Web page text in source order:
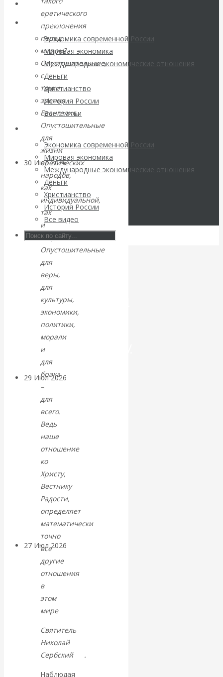
Авторы РЭОШ
Архив статей
Экономика современной России
Мировая экономика
Международные экономические отношения
Деньги
Христианство
История России
Все статьи
Архив Видео
Экономика современной России
Мировая экономика
Международные экономические отношения
Деньги
Христианство
История России
Все видео
погоду на
финансовых
рынках?
Минфины хотят
быть главнее
Центробанков?
30 Июл 2026Цифровая
экономика
Валентин
Катасонов.
Искусственный
интеллект —
революционный
переход к
посткапитализму
29 Июл 2026
финансовая олигархия
Валентин
Катасонов.
«Мировые
ростовщики»:
вчера и сегодня
27 Июл 2026
валютная система
Валентин
КАтасонов.
«МЕТОД
ОТМЫВАНИЯ
еретического
преклонения
перед
миром?
Опустошительные,
с
точки
зрения
Евангелия.
Опустошительные
для
жизни
еретических
народов,
как
индивидуальной,
так
и
социальной.
Опустошительные
для
веры,
для
культуры,
экономики,
политики,
морали
и
для
брака
–
для
всего.
Ведь
наше
отношение
ко
Христу,
Вестнику
Радости,
определяет
математически
точно
все
другие
отношения
в
этом
мире
Святитель
Николай
Сербский
.
Наблюдая